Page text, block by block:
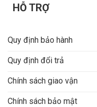
HỖ TRỢ
Quy định bảo hành
Quy định đổi trả
Chính sách giao vận
Chính sách bảo mật